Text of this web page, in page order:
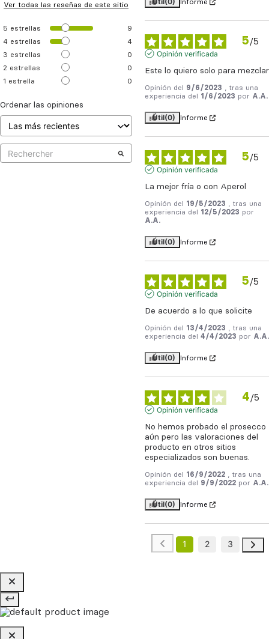
Ver todas las reseñas de este sitio
5 estrellas
9
4 estrellas
4
3 estrellas
0
2 estrellas
0
1 estrella 0
Ordenar las opiniones
Informe
5/5
Opinión verificada
Este lo quiero solo para mezclar
Opinión del 9/6/2023
, tras una
experiencia del
1/6/2023 por A.A.
Útil(0) Informe
5/5
Opinión verificada
La mejor fría o con Aperol
Opinión del 19/5/2023
, tras una
experiencia del
12/5/2023 por
A.A.
Útil(0) Informe
5/5
Opinión verificada
De acuerdo a lo que solicite
Opinión del 13/4/2023
, tras una
experiencia del 4/4/2023 por A.A.
Útil(0) Informe
4/5
Opinión verificada
No hemos probado el prosecco
aún pero las valoraciones del
producto en otros sitios
especializados son buenas.
Opinión del 16/9/2022
, tras una
experiencia del
9/9/2022 por A.A.
Útil(0) Informe
1 2 3